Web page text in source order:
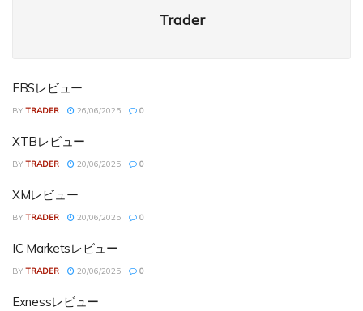
Trader
FBSレビュー
BY TRADER 26/06/2025 0
XTBレビュー
BY TRADER 20/06/2025 0
XMレビュー
BY TRADER 20/06/2025 0
IC Marketsレビュー
BY TRADER 20/06/2025 0
Exnessレビュー